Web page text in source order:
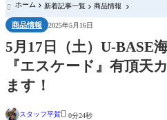
 ホーム 新着記事一覧 商品情報
商品情報 2025年5月16日
5月17日（土）U-BASE
『エスケード』有頂天
ます！
スタッフ平賀 0分24秒